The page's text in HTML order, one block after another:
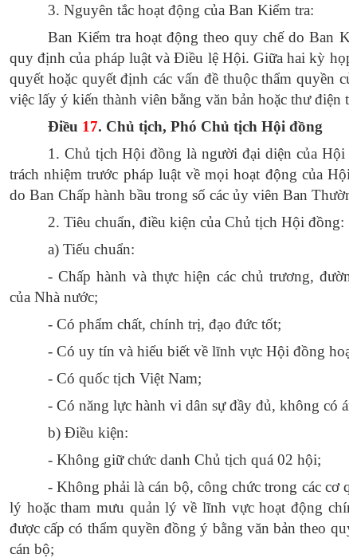
3. Nguyên tắc hoạt động của Ban Kiểm tra:
Ban Kiểm tra hoạt động theo quy chế do Ban
quy định của pháp luật và Điều lệ Hội. Giữa hai kỳ
quyết hoặc quyết định các vấn đề thuộc thẩm quyền
việc lấy ý kiến thành viên bằng văn bản hoặc thư điện
Điều 17. Chủ tịch, Phó Chủ tịch Hội đồng
1. Chủ tịch Hội đồng là người đại diện của Hội
trách nhiệm trước pháp luật về mọi hoạt động của
do Ban Chấp hành bầu trong số các ủy viên Ban
2. Tiêu chuẩn, điều kiện của Chủ tịch Hội đồng:
a) Tiếu chuẩn:
- Chấp hành và thực hiện các chủ trương,
của Nhà nước;
- Có phẩm chất, chính trị, đạo đức tốt;
- Có uy tín và hiểu biết về lĩnh vực Hội đồng
- Có quốc tịch Việt Nam;
- Có năng lực hành vi dân sự đầy đủ, không có
b) Điều kiện:
- Không giữ chức danh Chủ tịch quá 02 hội;
- Không phải là cán bộ, công chức trong các cơ
lý hoặc tham mưu quản lý về lĩnh vực hoạt động
được cấp có thẩm quyền đồng ý bằng văn bản theo
cán bộ;